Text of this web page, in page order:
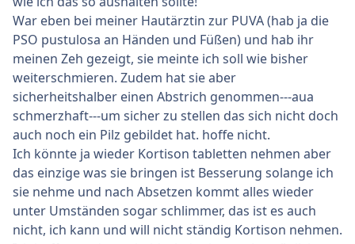
War eben bei meiner Hautärztin zur PUVA (hab ja die
PSO pustulosa an Händen und Füßen) und hab ihr
meinen Zeh gezeigt, sie meinte ich soll wie bisher
weiterschmieren. Zudem hat sie aber
sicherheitshalber einen Abstrich genommen---aua
schmerzhaft---um sicher zu stellen das sich nicht doch
auch noch ein Pilz gebildet hat. hoffe nicht.
Ich könnte ja wieder Kortison tabletten nehmen aber
das einzige was sie bringen ist Besserung solange ich
sie nehme und nach Absetzen kommt alles wieder
unter Umständen sogar schlimmer, das ist es auch
nicht, ich kann und will nicht ständig Kortison nehmen.